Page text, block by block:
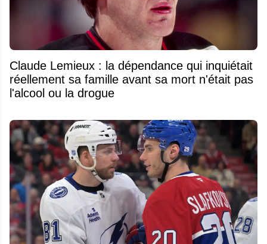
Claude Lemieux : la dépendance qui inquiétait
réellement sa famille avant sa mort n'était pas
l'alcool ou la drogue